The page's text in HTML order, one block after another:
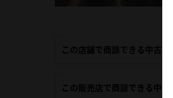
この店舗で商談できる中古車
この販売店で商談できる中古車